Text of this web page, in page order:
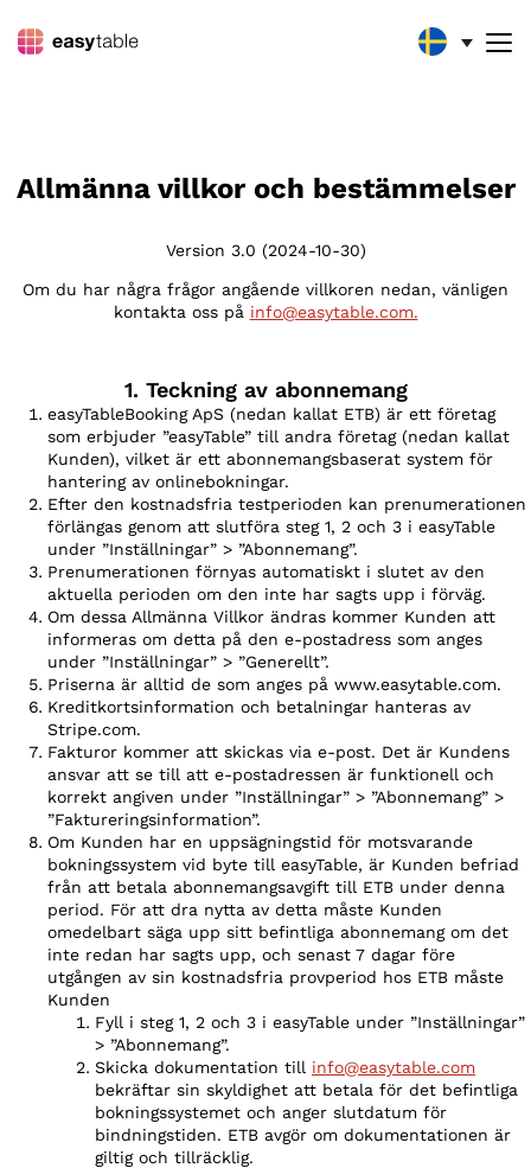
Allmänna villkor och bestämmelser
Version 3.0 (2024-10-30)
Om du har några frågor angående villkoren nedan, vänligen
kontakta oss på info@easytable.com.
1. Teckning av abonnemang
easyTableBooking ApS (nedan kallat ETB) är ett företag
som erbjuder ”easyTable” till andra företag (nedan kallat
Kunden), vilket är ett abonnemangsbaserat system för
hantering av onlinebokningar.
Efter den kostnadsfria testperioden kan prenumerationen
förlängas genom att slutföra steg 1, 2 och 3 i easyTable
under ”Inställningar” > ”Abonnemang”.
Prenumerationen förnyas automatiskt i slutet av den
aktuella perioden om den inte har sagts upp i förväg.
Om dessa Allmänna Villkor ändras kommer Kunden att
informeras om detta på den e-postadress som anges
under ”Inställningar” > ”Generellt”.
Priserna är alltid de som anges på www.easytable.com.
Kreditkortsinformation och betalningar hanteras av
Stripe.com.
Fakturor kommer att skickas via e-post. Det är Kundens
ansvar att se till att e-postadressen är funktionell och
korrekt angiven under ”Inställningar” > ”Abonnemang” >
”Faktureringsinformation”.
Om Kunden har en uppsägningstid för motsvarande
bokningssystem vid byte till easyTable, är Kunden befriad
från att betala abonnemangsavgift till ETB under denna
period. För att dra nytta av detta måste Kunden
omedelbart säga upp sitt befintliga abonnemang om det
inte redan har sagts upp, och senast 7 dagar före
utgången av sin kostnadsfria provperiod hos ETB måste
Kunden
Fyll i steg 1, 2 och 3 i easyTable under ”Inställningar”
> ”Abonnemang”.
Skicka dokumentation till info@easytable.com
bekräftar sin skyldighet att betala för det befintliga
bokningssystemet och anger slutdatum för
bindningstiden. ETB avgör om dokumentationen är
giltig och tillräcklig.